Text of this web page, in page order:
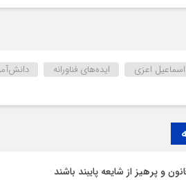
اسماعیل اعزی ایده‌های فناورانه
و پرهیز از شایعه پایبند باشند